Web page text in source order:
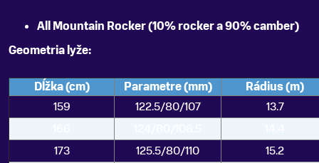
All Mountain Rocker (10% rocker a 90% camber)
Geometria lyže:
Dĺžka (cm) Parametre (mm)
Rádius (m)
159
122.5/80/107
13.7
173
125.5/80/110 15.2